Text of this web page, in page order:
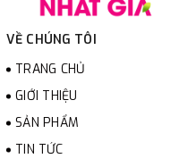
VỀ CHÚNG TÔI
TRANG CHỦ
GIỚI THIỆU
SẢN PHẨM
TIN TỨC